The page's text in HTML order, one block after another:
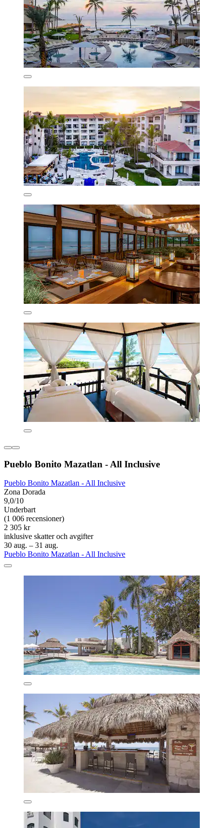
Pueblo Bonito Mazatlan - All Inclusive
Pueblo Bonito Mazatlan - All Inclusive
Zona Dorada
9,0/10
Underbart
(1 006 recensioner)
2 305 kr
inklusive skatter och avgifter
30 aug. – 31 aug.
Pueblo Bonito Mazatlan - All Inclusive